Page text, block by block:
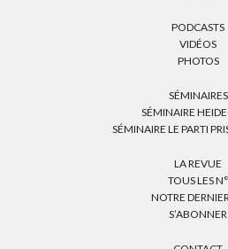
PODCASTS
VIDÉOS
PHOTOS
SÉMINAIRES
SÉMINAIRE
SÉMINAIRE LE PARTI
LA REVUE
TOUS LES N°
NOTRE
S’ABONNER